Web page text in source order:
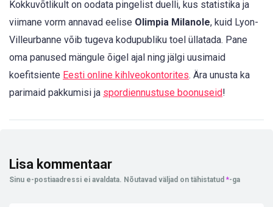
Kokkuvõtlikult on oodata pingelist duelli, kus statistika ja
viimane vorm annavad eelise Olimpia Milanole, kuid Lyon-
Villeurbanne võib tugeva kodupubliku toel üllatada. Pane
oma panused mängule õigel ajal ning jälgi uusimaid
koefitsiente Eesti online kihlveokontorites. Ära unusta ka
parimaid pakkumisi ja spordiennustuse boonuseid!
Lisa kommentaar
Sinu e-postiaadressi ei avaldata. Nõutavad väljad on tähistatud *-ga